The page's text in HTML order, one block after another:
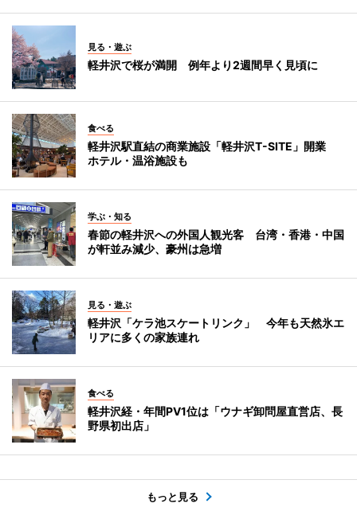
見る・遊ぶ
軽井沢で桜が満開 例年より2週間早く見頃に
食べる
軽井沢駅直結の商業施設「軽井沢T-SITE」開業
ホテル・温浴施設も
学ぶ・知る
春節の軽井沢への外国人観光客 台湾・香港・中国
が軒並み減少、豪州は急増
見る・遊ぶ
軽井沢「ケラ池スケートリンク」 今年も天然氷エ
リアに多くの家族連れ
食べる
軽井沢経・年間PV1位は「ウナギ卸問屋直営店、長
野県初出店」
もっと見る